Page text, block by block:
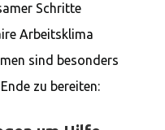
Schritte
Arbeitsklima
sind besonders
zu bereiten: